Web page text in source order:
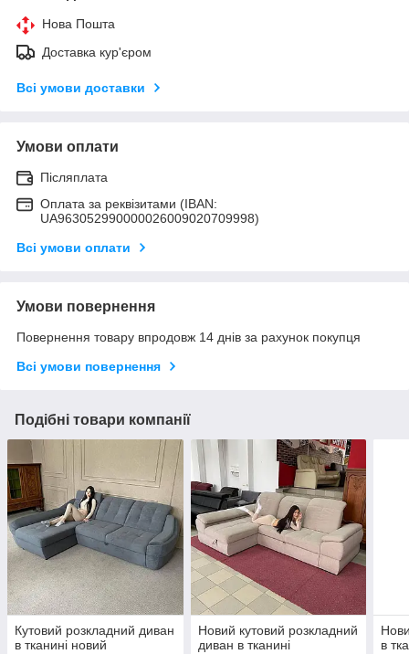
Нова Пошта
Доставка кур'єром
Всі умови доставки
Умови оплати
Післяплата
Оплата за реквізитами (IBAN:
UA963052990000026009020709998)
Всі умови оплати
Умови повернення
Повернення товару впродовж 14 днів за рахунок покупця
Всі умови повернення
Подібні товари компанії
Кутовий розкладний диван
в тканині новий
Новий кутовий розкладний
диван в тканині
в